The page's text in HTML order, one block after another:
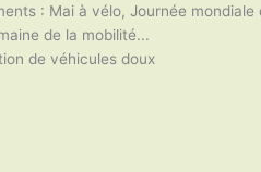
: Mai à vélo, Journée mondiale
de la mobilité...
de véhicules doux